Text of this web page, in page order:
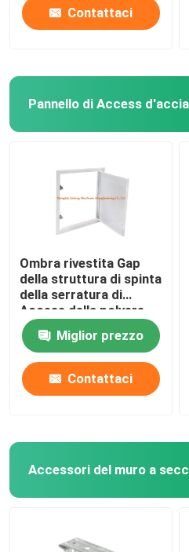
Contattaci
Pannello di Access
Ombra rivestita Gap
della struttura di spinta
della serratura di
Access della polvere
bianca d'acciaio a
livello del pannello
Miglior prezzo
Contattaci
Accessori del muro a